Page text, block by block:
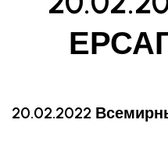
20.02.2022